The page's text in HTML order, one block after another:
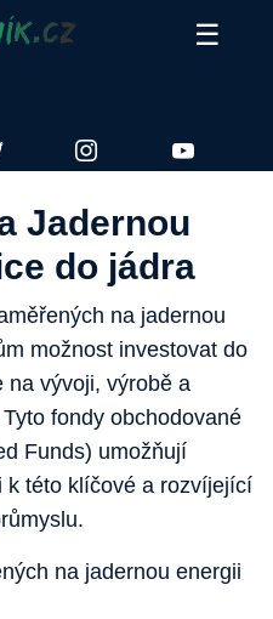
☰
Jadernou
do jádra
na jadernou
možnost investovat do
vývoji, výrobě a
fondy obchodované
Funds) umožňují
k této klíčové a rozvíjející
na jadernou energii